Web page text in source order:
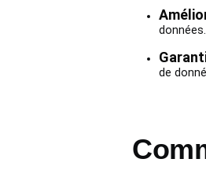
données.
de